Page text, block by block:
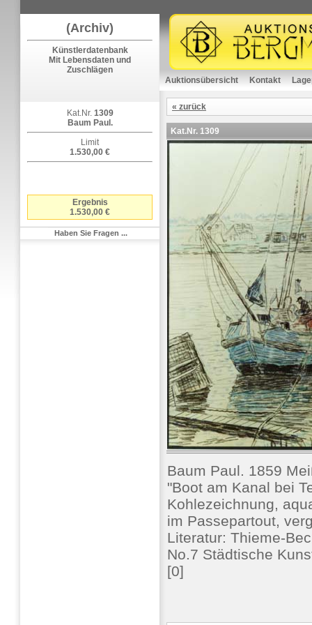
(Archiv)
Künstlerdatenbank
Mit Lebensdaten und
Zuschlägen
Kat.Nr. 1309
Baum Paul.
Limit
1.530,00 €
Ergebnis
1.530,00 €
Haben Sie Fragen ...
Auktionsübersicht Kontakt
« zurück
Kat.Nr. 1309
Baum Paul. 1859
"Boot am Kanal bei
Kohlezeichnung,
im Passepartout,
Literatur: Thieme-
No.7 Städtische
[0]